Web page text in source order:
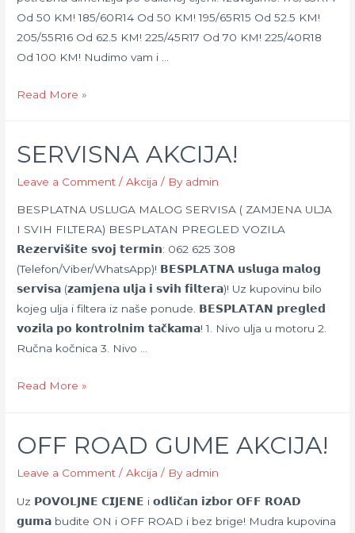
Od 50 KM! 185/60R14 Od 50 KM! 195/65R15 Od 52.5 KM!
205/55R16 Od 62.5 KM! 225/45R17 Od 70 KM! 225/40R18
Od 100 KM! Nudimo vam i …
𝗣𝗥𝗘𝗗𝗦𝗘𝗭𝗢𝗡𝗦𝗞𝗢
Read More »
SERVISNA AKCIJA!
Leave a Comment /Akcija / By admin
BESPLATNA USLUGA MALOG SERVISA ( ZAMJENA ULJA
I SVIH FILTERA) BESPLATAN PREGLED VOZILA
𝗥𝗲𝘇𝗲𝗿𝘃𝗶𝘀̌𝗶𝘁𝗲 𝘀𝘃𝗼𝗷 𝘁𝗲𝗿𝗺𝗶𝗻: 062 625 308
(Telefon/Viber/WhatsApp)! 𝗕𝗘𝗦𝗣𝗟𝗔𝗧𝗡𝗔 𝘂𝘀𝗹𝘂𝗴𝗮 𝗺𝗮𝗹𝗼𝗴
𝘀𝗲𝗿𝘃𝗶𝘀𝗮 (𝘇𝗮𝗺𝗷𝗲𝗻𝗮 𝘂𝗹𝗷𝗮 𝗶 𝘀𝘃𝗶𝗵 𝗳𝗶𝗹𝘁𝗲𝗿𝗮)! Uz kupovinu bilo
kojeg ulja i filtera iz naše ponude. 𝗕𝗘𝗦𝗣𝗟𝗔𝗧𝗔𝗡 𝗽𝗿𝗲𝗴𝗹𝗲𝗱
𝘃𝗼𝘇𝗶𝗹𝗮 𝗽𝗼 𝗸𝗼𝗻𝘁𝗿𝗼𝗹𝗻𝗶𝗺 𝘁𝗮𝗰̌𝗸𝗮𝗺𝗮! 1. Nivo ulja u motoru 2.
Ručna kočnica 3. Nivo …
SERVISNA
Read More »
OFF ROAD GUME AKCIJA!
Leave a Comment /Akcija / By admin
Uz 𝗣𝗢𝗩𝗢𝗟𝗝𝗡𝗘 𝗖𝗜𝗝𝗘𝗡𝗘 i 𝗼𝗱𝗹𝗶𝗰̌𝗮𝗻 𝗶𝘇𝗯𝗼𝗿 𝗢𝗙𝗙 𝗥𝗢𝗔𝗗
𝗴𝘂𝗺𝗮 budite ON i OFF ROAD i bez brige! Mudra kupovina